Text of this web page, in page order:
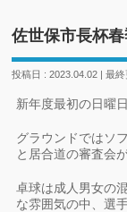
佐世保市長杯
投稿日 : 2023.04.02 最
新年度最初の日曜
グラウンドではソ
と居合道の審査会
卓球は成人男女の
な雰囲気の中、選